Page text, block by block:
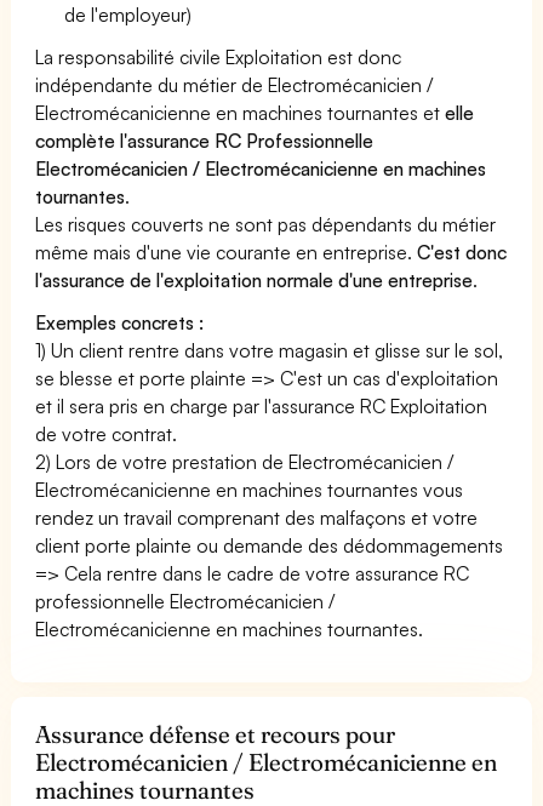
de l'employeur)
La responsabilité civile Exploitation est donc
indépendante du métier de Electromécanicien /
Electromécanicienne en machines tournantes etelle
complète l'assurance RC Professionnelle
Electromécanicien / Electromécanicienne en machines
tournantes.
Les risques couverts ne sont pas dépendants du métier
même mais d'une vie courante en entreprise.C'est donc
l'assurance de l'exploitation normale d'une entreprise.
Exemples concrets :
1) Un client rentre dans votre magasin et glisse sur le sol,
se blesse et porte plainte => C'est un cas d'exploitation
et il sera pris en charge par l'assurance RC Exploitation
de votre contrat.
2) Lors de votre prestation de Electromécanicien /
Electromécanicienne en machines tournantes vous
rendez un travail comprenant des malfaçons et votre
client porte plainte ou demande des dédommagements
=> Cela rentre dans le cadre de votre assurance RC
professionnelle Electromécanicien /
Electromécanicienne en machines tournantes.
Assurance défense et recours pour
Electromécanicien / Electromécanicienne en
machines tournantes